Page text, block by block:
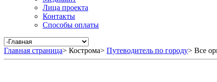
Лица проекта
Контакты
Способы оплаты
Главная страница> Кострома> Путеводитель по городу> Все